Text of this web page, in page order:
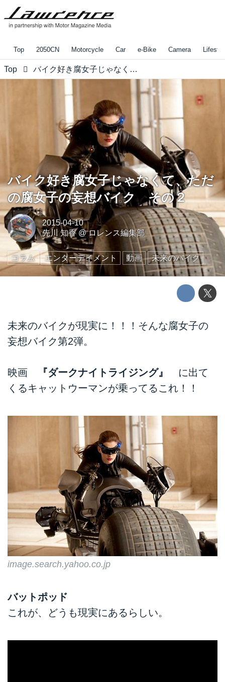
Top 2050CN Motorcycle Car e-Bike Camera
Top バイク好き腐女子じゃなくて、ただの腐女子の妄想バイク その２
バイク好き腐女子じゃなくて、ただ
の腐女子の妄想バイク その２
2015-04-10
先川 知香@ロレンス編集部
コラム エンターテイメント 動画 未来のバイク
未来のバイクが現実に！！！そんな腐女子の
妄想バイク第2弾。
映画 『ダークナイトライジング』
に出て
くるキャットウーマンが乗ってるこれ！！
image.search.yahoo.co.jp
バットポッド
これが、どうも現実にあるらしい。